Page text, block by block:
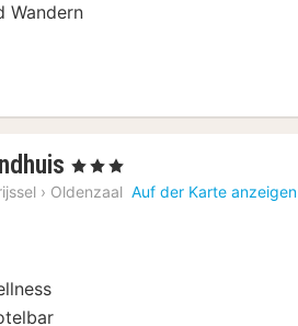
Wandern
1
Nacht
, 3 Sterne
› Oldenzaal Auf der Karte anzeigen